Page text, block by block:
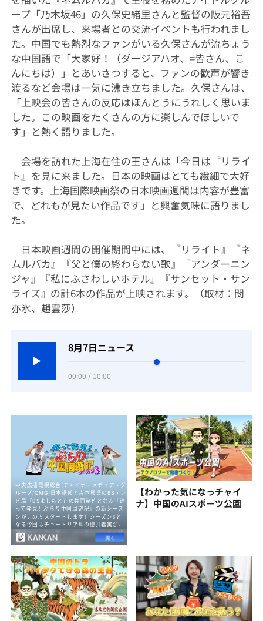
ープ「乃木坂46」の久保史緒里さんと監督の阪元裕吾
さんが出席し、来場者との交流イベントも行われまし
た。中国でも熱烈なファンがいる久保さんが流ちょう
な中国語で「大家好！（ダージアハオ、=皆さん、こ
んにちは）」とあいさつすると、ファンの歓声が響き
渡るなど会場は一気に沸き立ちました。久保さんは、
「上映会の皆さんの反応はほんとうにうれしく思いま
した。この映画をたくさんの方に楽しんでほしいで
す」と熱く語りました。
会場を訪れた上海在住の王さんは「今日は『リライ
ト』を見に来ました。日本の映画はとても繊細で大好
きです。上海国際映画祭の日本映画週間は内容が豊富
で、どれもが見たい作品です」と興奮気味に語りまし
た。
日本映画週間の開催期間中には、『リライト』『ネ
ムルバカ』『父と僕の終わらない歌』『アンダーニン
ジャ』『私にふさわしいホテル』『サンセット・サン
ライズ』の計6本の作品が上映されます。（取材：閔
亦氷、趙雲莎）
8月7日ニュース
00:00 / 10:00
【わかった気になっチャイ
ナ】中国のAIスポーツ公園